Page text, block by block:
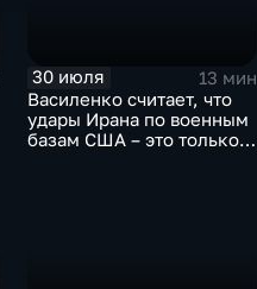
30 июля
13 мин
Василенко считает, что
удары Ирана по военным
базам США – это только